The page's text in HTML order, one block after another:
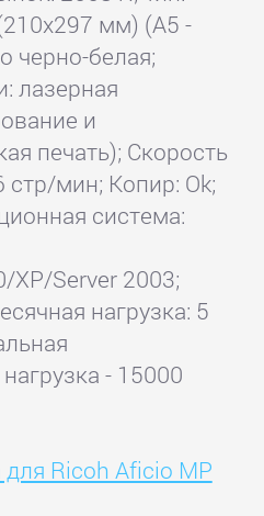
мм) (A5 -
черно-белая;
лазерная
и
печать); Скорость
стр/мин; Копир: Ok;
система:
Server 2003;
нагрузка: 5
- 15000
Ricoh Aficio MP